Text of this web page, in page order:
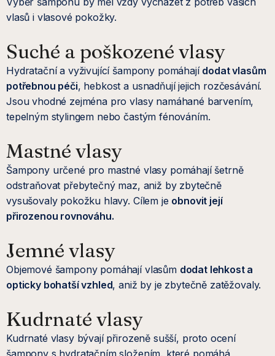
vlasů i vlasové pokožky.
Suché a poškozené vlasy
Hydratační a vyživující šampony pomáhají dodat vlasům
potřebnou péči, hebkost a usnadňují jejich rozčesávání.
Jsou vhodné zejména pro vlasy namáhané barvením,
tepelným stylingem nebo častým fénováním.
Mastné vlasy
Šampony určené pro mastné vlasy pomáhají šetrně
odstraňovat přebytečný maz, aniž by zbytečně
vysušovaly pokožku hlavy. Cílem je obnovit její
přirozenou rovnováhu.
Jemné vlasy
Objemové šampony pomáhají vlasům dodat lehkost a
opticky bohatší vzhled, aniž by je zbytečně zatěžovaly.
Kudrnaté vlasy
Kudrnaté vlasy bývají přirozeně sušší, proto ocení
šampony s hydratačním složením, které pomáhá